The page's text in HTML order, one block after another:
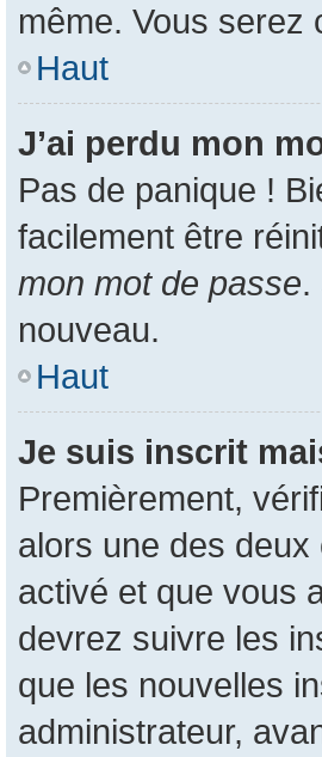
même. Vous serez
Haut
J’ai perdu mon
Pas de panique !
facilement être
mon mot de passe.
nouveau.
Haut
Je suis inscrit
Premièrement,
alors une des deux
activé et que vous
devrez suivre les
que les nouvelles
administrateur,